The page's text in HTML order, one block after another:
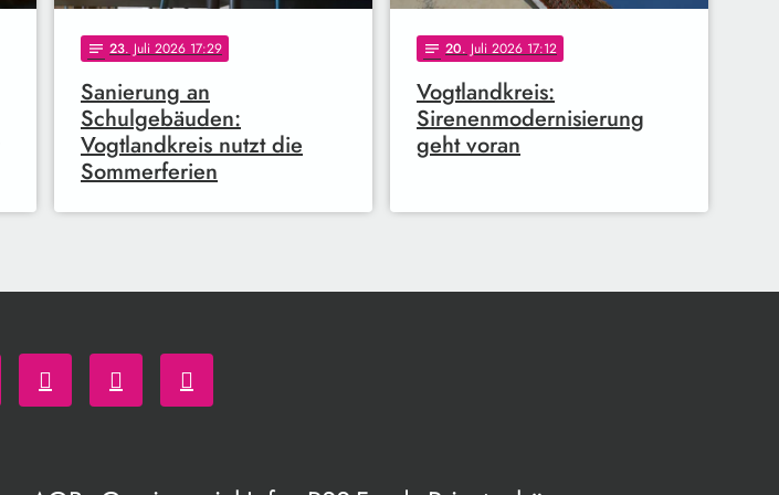
notes 23. Juli 2026 17:29
Sanierung an
Schulgebäuden:
Vogtlandkreis nutzt die
Sommerferien
notes 20. Juli 2026 17:12
Vogtlandkreis:
Sirenenmodernisierung
geht voran